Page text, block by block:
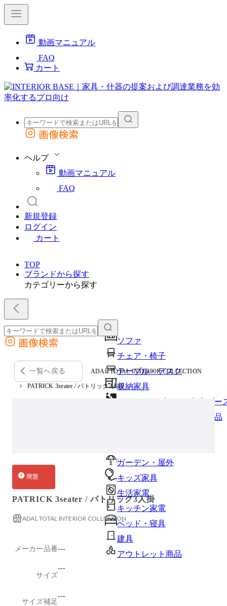
動画マニュアル
FAQ
カート
外部サイトの商品をカートに追加
画像検索
ヘルプ
動画マニュアル
FAQ
新規登録
ログイン
カート
TOP
ブランドから探す
カテゴリーから探す
ソファ
チェア・椅子
テーブル・デスク
収納家具
パーソナルブース・集中ブー
オフィスアクセサリー・備品
ガーデン・屋外
キッズ家具
生活家電
キッチン家電
ベッド・寝具
建具
アウトレット商品
外部サイトの商品をカートに追加
他のサイトで見つけた商品ページのURLを貼り付けて、カートに追加できます
画像検索
一覧へ戻る ADAL TOTAL INTERIOR COLLECTION
PATRICK 3seater / パトリック3人掛
1 / 6
廃盤
PATRICK 3seater / パトリック3人掛
ADAL TOTAL INTERIOR COLLECTION
メーカー品番---
サイズ
---
サイズ補足
---